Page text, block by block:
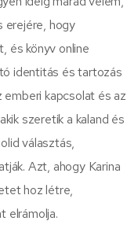
erejére, hogy
és könyv online
identitás és tartozás
kapcsolat és az
szeretik a kaland és
választás,
Azt, ahogy Karina
hoz létre,
elrámolja.